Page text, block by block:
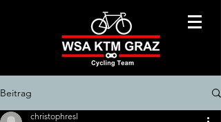
Beitrag
christophresl